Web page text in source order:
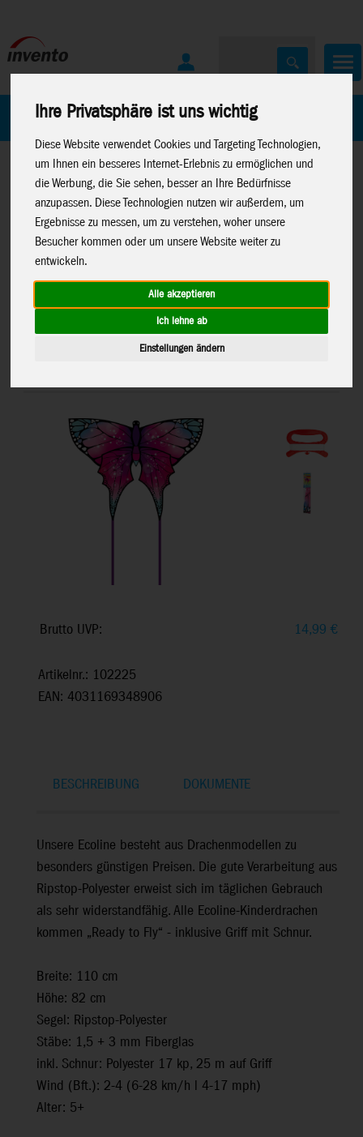
Ihre Privatsphäre ist uns wichtig
Diese Website verwendet Cookies und Targeting Technologien,
um Ihnen ein besseres Internet-Erlebnis zu ermöglichen und
die Werbung, die Sie sehen, besser an Ihre Bedürfnisse
anzupassen. Diese Technologien nutzen wir außerdem, um
Ergebnisse zu messen, um zu verstehen, woher unsere
Besucher kommen oder um unsere Website weiter zu
entwickeln.
Alle akzeptieren
Ich lehne ab
Einstellungen ändern
Home Marken
Home>Drachen
Butterfly Marshmallow - Kinderdrachen, ab
Schnüre
Brutto UVP: 14,99 €
Artikelnr.: 102225
EAN: 4031169348906
BESCHREIBUNG DOKUMENTE
Unsere Ecoline besteht aus Drachenmodellen zu
besonders günstigen Preisen. Die gute Verarbeitung aus
Ripstop-Polyester erweist sich im täglichen Gebrauch
als sehr widerstandfähig. Alle Ecoline-Kinderdrachen
kommen „Ready to Fly“ - inklusive Griff mit Schnur.
Breite: 110 cm
Höhe: 82 cm
Segel: Ripstop-Polyester
Stäbe: 1,5 + 3 mm Fiberglas
inkl. Schnur: Polyester 17 kp, 25 m auf Griff
Wind (Bft.): 2-4 (6-28 km/h l 4-17 mph)
Alter: 5+